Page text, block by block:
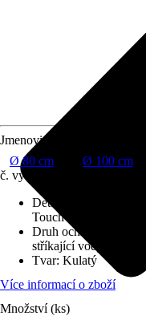
Jmenovitý rozměr v cm
Ø 80 cm
Ø 100 cm
č. výrobku
Detaily výrobku
Touch Sensor
Druh ochrany
IP 44
stříkající vody)
Tvar: Kulatý
Více informací o zboží
Množství (ks)